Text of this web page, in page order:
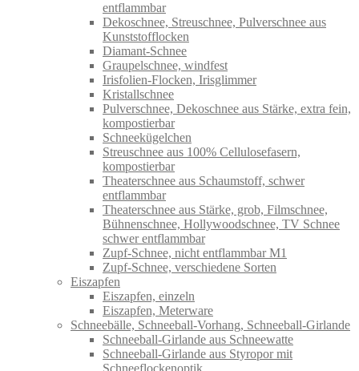
entflammbar
Dekoschnee, Streuschnee, Pulverschnee aus
Kunststofflocken
Diamant-Schnee
Graupelschnee, windfest
Irisfolien-Flocken, Irisglimmer
Kristallschnee
Pulverschnee, Dekoschnee aus Stärke, extra fein,
kompostierbar
Schneekügelchen
Streuschnee aus 100% Cellulosefasern,
kompostierbar
Theaterschnee aus Schaumstoff, schwer
entflammbar
Theaterschnee aus Stärke, grob, Filmschnee,
Bühnenschnee, Hollywoodschnee, TV Schnee
schwer entflammbar
Zupf-Schnee, nicht entflammbar M1
Zupf-Schnee, verschiedene Sorten
Eiszapfen
Eiszapfen, einzeln
Eiszapfen, Meterware
Schneebälle, Schneeball-Vorhang, Schneeball-Girlande
Schneeball-Girlande aus Schneewatte
Schneeball-Girlande aus Styropor mit
Schneeflockenoptik